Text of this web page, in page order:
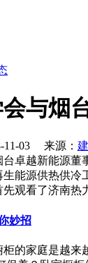
与烟
11-03 来源：
卓越新能源
能源供热供
观看了济南热
妙招
的家庭是越